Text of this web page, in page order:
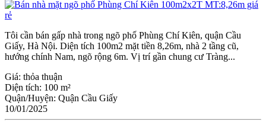
Tôi cần bán gấp nhà trong ngõ phố Phùng Chí Kiên, quận Cầu
Giấy, Hà Nội. Diện tích 100m2 mặt tiền 8,26m, nhà 2 tầng cũ,
hướng chính Nam, ngõ rộng 6m. Vị trí gần chung cư Tràng...
Giá: thỏa thuận
Diện tích: 100 m²
Quận/Huyện: Quận Cầu Giấy
10/01/2025